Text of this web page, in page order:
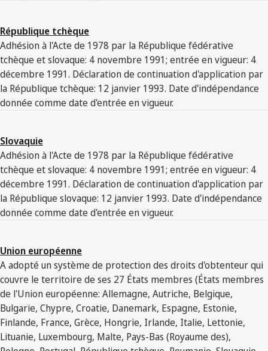
République tchèque
Adhésion à l'Acte de 1978 par la République fédérative
tchèque et slovaque: 4 novembre 1991; entrée en vigueur: 4
décembre 1991. Déclaration de continuation d'application par
la République tchèque: 12 janvier 1993. Date d'indépendance
donnée comme date d'entrée en vigueur.
Slovaquie
Adhésion à l'Acte de 1978 par la République fédérative
tchèque et slovaque: 4 novembre 1991; entrée en vigueur: 4
décembre 1991. Déclaration de continuation d'application par
la République slovaque: 12 janvier 1993. Date d'indépendance
donnée comme date d'entrée en vigueur.
Union européenne
A adopté un système de protection des droits d'obtenteur qui
couvre le territoire de ses 27 États membres (États membres
de l'Union européenne: Allemagne, Autriche, Belgique,
Bulgarie, Chypre, Croatie, Danemark, Espagne, Estonie,
Finlande, France, Grèce, Hongrie, Irlande, Italie, Lettonie,
Lituanie, Luxembourg, Malte, Pays-Bas (Royaume des),